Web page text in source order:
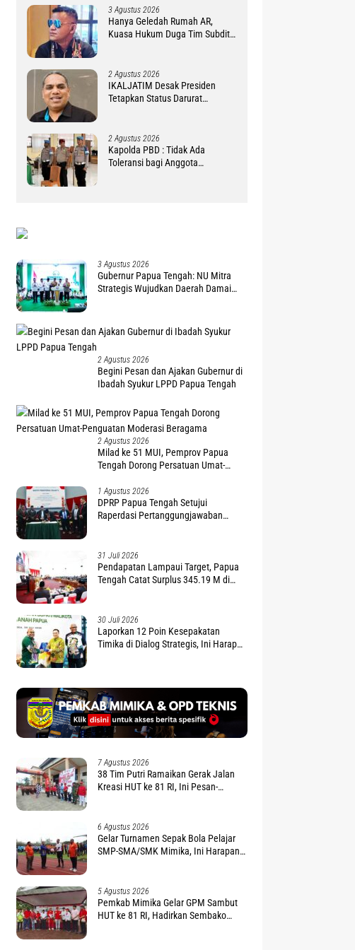
3 Agustus 2026
Hanya Geledah Rumah AR,
Kuasa Hukum Duga Tim Subdit
2 Agustus 2026
IKALJATIM Desak Presiden
Tetapkan Status Darurat
2 Agustus 2026
Kapolda PBD : Tidak Ada
Toleransi bagi Anggota
3 Agustus 2026
Gubernur Papua Tengah: NU Mitra
Strategis Wujudkan Daerah Damai
2 Agustus 2026
Begini Pesan dan Ajakan Gubernur di
Ibadah Syukur LPPD Papua Tengah
2 Agustus 2026
Milad ke 51 MUI, Pemprov Papua
Tengah Dorong Persatuan Umat-
1 Agustus 2026
DPRP Papua Tengah Setujui
Raperdasi Pertanggungjawaban
31 Juli 2026
Pendapatan Lampaui Target, Papua
Tengah Catat Surplus 345.19 M di
30 Juli 2026
Laporkan 12 Poin Kesepakatan
Timika di Dialog Strategis, Ini Harapan
7 Agustus 2026
38 Tim Putri Ramaikan Gerak Jalan
Kreasi HUT ke 81 RI, Ini Pesan-
6 Agustus 2026
Gelar Turnamen Sepak Bola Pelajar
SMP-SMA/SMK Mimika, Ini Harapan
5 Agustus 2026
Pemkab Mimika Gelar GPM Sambut
HUT ke 81 RI, Hadirkan Sembako